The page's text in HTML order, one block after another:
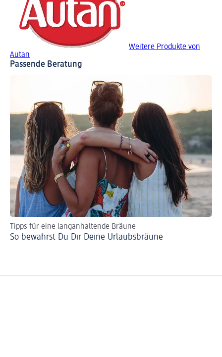
Weitere Produkte von
Autan
Passende Beratung
Tipps für eine langanhaltende Bräune
So bewahrst Du Dir Deine Urlaubsbräune